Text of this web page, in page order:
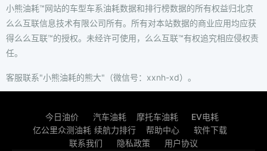
小熊油耗™网站的车型车系油耗数据和排行榜数据的所有权益归北京
么么互联信息技术有限公司所有。所有对本站数据的商业应用均应获
得么么互联™的授权。未经许可使用，么么互联™有权追究相应侵权责
任。
客服联系"小熊油耗的熊大"（微信号：xxnh-xd）。
今日油价 汽车油耗 摩托车油耗
EV电耗
亿公里众测油耗 续航力排行 帮助中心
软件下载
联系我们
隐私政策 用户协议